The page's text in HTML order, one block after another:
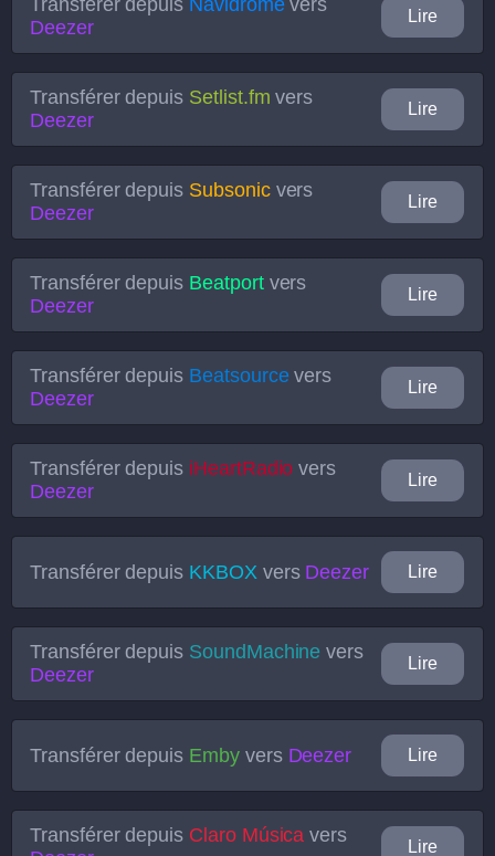
Transférer depuis Navidromevers
Deezer
Lire
Transférer depuis Setlist.fm vers
Deezer
Lire
Transférer depuis Subsonicvers
Deezer
Lire
Transférer depuis Beatportvers
Deezer
Lire
Transférer depuis Beatsourcevers
Deezer
Lire
Transférer depuis iHeartRadio vers
Deezer
Lire
Transférer depuis KKBOX vers Deezer Lire
Transférer depuis SoundMachine vers
Deezer
Lire
Transférer depuis Embyvers Deezer Lire
Transférer depuis Claro Música vers
Lire